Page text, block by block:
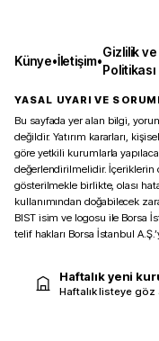
Künye•İletişim•
Gizlilik
Politikası
YASAL UYARI VE
Bu sayfada yer alan bilgi,
değildir. Yatırım kararları,
göre yetkili kurumlarla
değerlendirilmelidir.
gösterilmekle birlikte, olası
kullanımından doğabilecek
BIST isim ve logosu ile Borsa
telif hakları Borsa İstanbul
Haftalık yeni
Haftalık listeye göz